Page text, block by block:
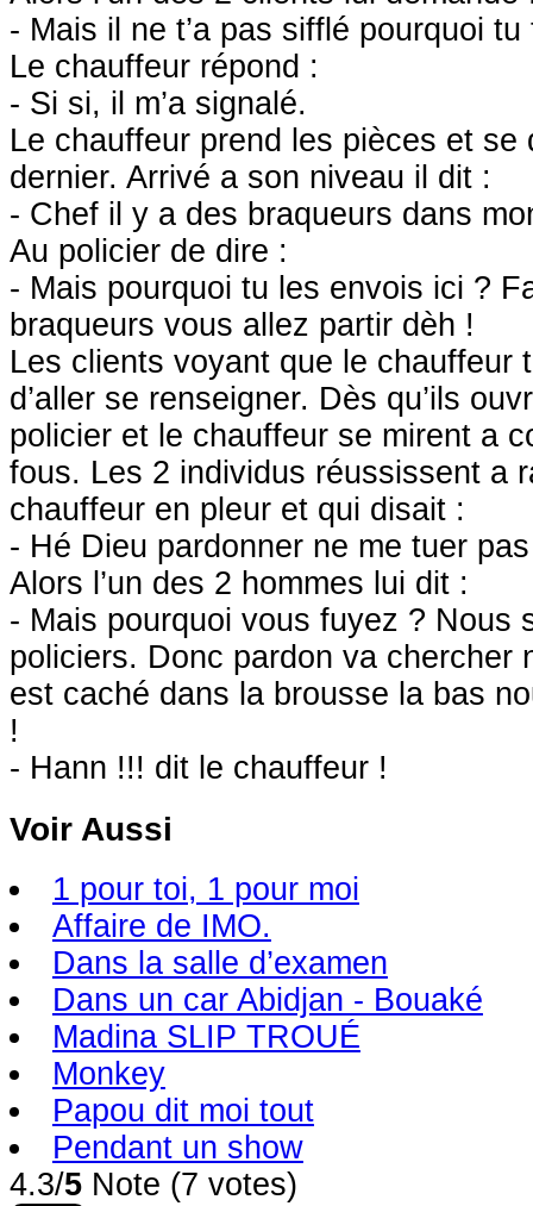
- Mais il ne t’a pas sifflé pourquoi tu
Le chauffeur répond :
- Si si, il m’a signalé.
Le chauffeur prend les pièces et se
dernier. Arrivé a son niveau il dit :
- Chef il y a des braqueurs dans
Au policier de dire :
- Mais pourquoi tu les envois ici ?
braqueurs vous allez partir dèh !
Les clients voyant que le chauffeur
d’aller se renseigner. Dès qu’ils
policier et le chauffeur se mirent a
fous. Les 2 individus réussissent a
chauffeur en pleur et qui disait :
- Hé Dieu pardonner ne me tuer
Alors l’un des 2 hommes lui dit :
- Mais pourquoi vous fuyez ? Nous
policiers. Donc pardon va chercher
est caché dans la brousse la bas
!
- Hann !!! dit le chauffeur !
Voir Aussi
1 pour toi, 1 pour moi
Affaire de IMO.
Dans la salle d’examen
Dans un car Abidjan - Bouaké
Madina SLIP TROUÉ
Monkey
Papou dit moi tout
Pendant un show
4.3/5 Note (7 votes)